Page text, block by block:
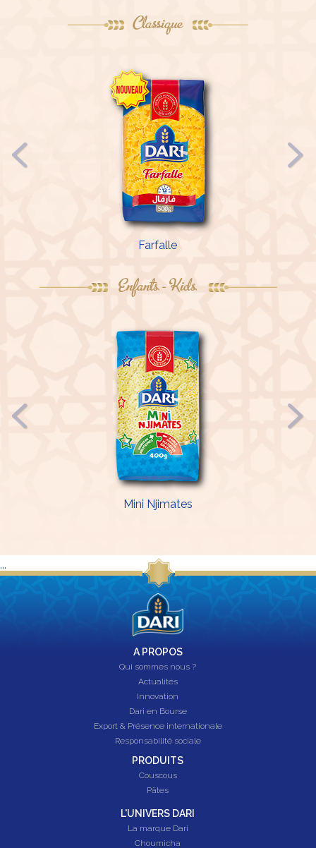
Classique
Farfalle
Enfants - Kids
Mini Njimates
...
A PROPOS
Qui sommes nous ?
Actualités
Innovation
Dari en Bourse
Export & Présence internationale
Responsabilité sociale
PRODUITS
Couscous
Pâtes
L'UNIVERS DARI
La marque Dari
Choumicha